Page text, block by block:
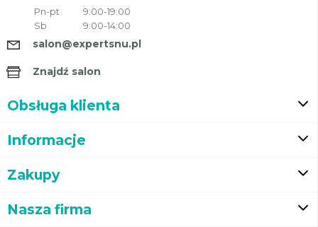
Pn-pt
9:00-19:00
Sb
9:00-14:00
salon@expertsnu.pl
Znajdź salon
Obsługa klienta
Informacje
Zakupy
Nasza firma